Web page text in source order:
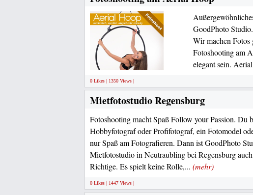
GoodPhoto
Wir machen
Fotoshooting am
elegant sein.
0 Likes | 1350 Views |
Mietfotostudio Regensburg
Fotoshooting macht Spaß Follow your Passion. Du
Hobbyfotograf oder Profifotograf, ein Fotomodel
nur Spaß am Fotografieren. Dann ist GoodPhoto
Mietfotostudio in Neutraubling bei Regensburg
Richtige. Es spielt keine Rolle,... (mehr)
0 Likes | 1447 Views |